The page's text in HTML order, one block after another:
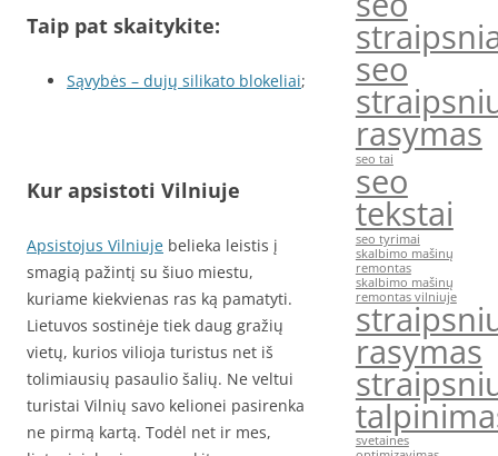
Taip pat skaitykite:
Sąvybės – dujų silikato blokeliai;
Kur apsistoti Vilniuje
Apsistojus Vilniuje belieka leistis į
smagią pažintį su šiuo miestu,
kuriame kiekvienas ras ką pamatyti.
Lietuvos sostinėje tiek daug gražių
vietų, kurios vilioja turistus net iš
tolimiausių pasaulio šalių. Ne veltui
turistai Vilnių savo kelionei pasirenka
ne pirmą kartą. Todėl net ir mes,
seo
rasymas
seo tai
seo
tekstai
seo tyrimai
skalbimo mašinų
remontas
skalbimo mašinų
remontas vilniuje
rasymas
svetaines